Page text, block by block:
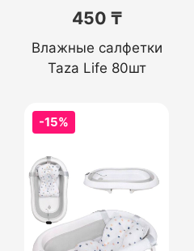
450 ₸
Влажные салфетки
Taza Life 80шт
-15%